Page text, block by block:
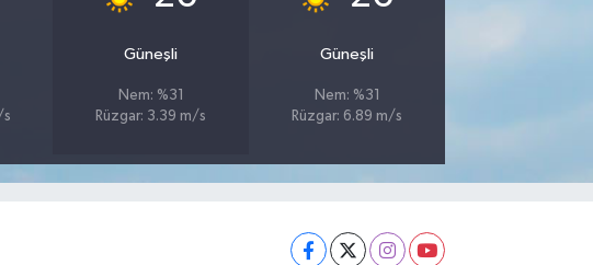
s
Güneşli
Nem: %31
Rüzgar: 3.39 m/s
Güneşli
Nem: %31
Rüzgar: 6.89 m/s